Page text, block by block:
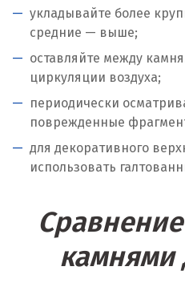
укладывайте более
средние — выше;
оставляйте между
циркуляции воздуха;
периодически
поврежденные
для декоративного
использовать
камнями